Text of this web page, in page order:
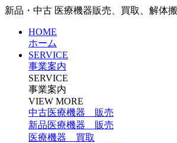
新品・中古 医療機器販売、買取、解体
HOME
ホーム
SERVICE
事業案内
SERVICE
事業案内
VIEW MORE
中古医療機器 販売
新品医療機器 販売
医療機器 買取